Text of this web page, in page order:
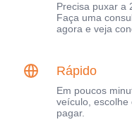
Precisa puxar a
Faça uma
agora e veja
Rápido
Em poucos
veículo,
pagar.